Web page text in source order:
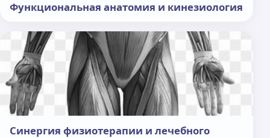
Функциональная анатомия и кинезиология
Синергия физиотерапии и лечебного